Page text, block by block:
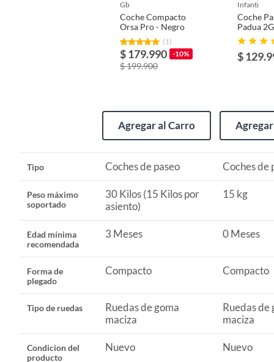
Dimensiones del coche plegado
Frenos
Barra
Sí
Características del toldo
Forma de plegado
Tipo de ruedas
gb
Coche Compacto
Orsa Pro - Negro
(1)
$ 179.990 -10%
$ 199.900
Agregar al Carro
infanti
Coche
Padua
Infanti
$
Tipo Coches de paseo Coches de
Peso máximo
soportado
30 Kilos (15 Kilos por
asiento)
15 kg
Edad mínima
recomendada
3 Meses 0 Meses
Forma de
plegado
Compacto Compacto
Tipo de ruedas
Ruedas de goma
maciza
Ruedas de
maciza
Condicion del
producto
Nuevo Nuevo